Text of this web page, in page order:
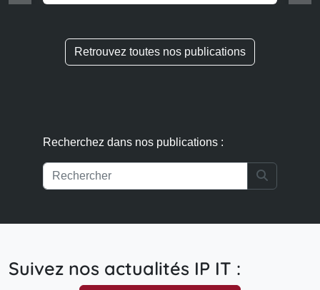
Retrouvez toutes nos publications
Recherchez dans nos publications :
Suivez nos actualités IP IT :